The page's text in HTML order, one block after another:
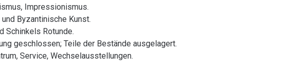
Impressionismus.
Byzantinische Kunst.
Schinkels Rotunde.
geschlossen; Teile der Bestände ausgelagert.
Service, Wechselausstellungen.